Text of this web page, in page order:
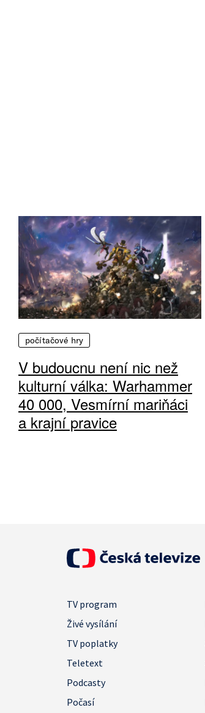
počítačové hry
V budoucnu není nic než
kulturní válka: Warhammer
40 000, Vesmírní mariňáci
a krajní pravice
TV program
Živé vysílání
TV poplatky
Teletext
Podcasty
Počasí